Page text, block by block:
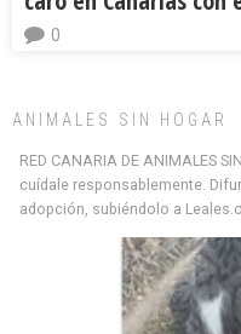
0
ANIMALES SIN HOGAR
RED CANARIA DE ANIMALES
cuídale responsablemente.
adopción, subiéndolo a